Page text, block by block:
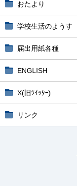
おたより
学校生活のようす
届出用紙各種
ENGLISH
X(旧ﾂｲｯﾀｰ)
リンク